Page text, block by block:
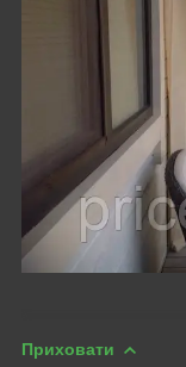
Приховати